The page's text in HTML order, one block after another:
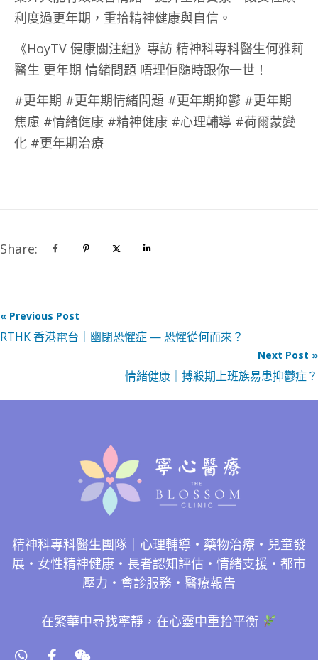
利度過更年期，重拾精神健康與自信。
《HoyTV 健康關注組》專訪 精神科專科醫生何雅莉
醫生 更年期 情緒問題 唔理佢隨時跟你一世！
#更年期 #更年期情緒問題 #更年期抑鬱 #更年期
焦慮 #情緒健康 #精神健康 #心理輔導 #荷爾蒙變
化 #更年期治療
Share:
« Previous Post
RTHK 香港電台｜幽閉恐懼症 — 恐懼從何而來？
Next Post »
情緒健康｜搏殺期上班族易患抑鬱症？
精神科專科醫生團隊｜心理輔導・藥物治療・兒童發
展・女性精神健康・長者認知評估・情緒支援・都市
壓力・會診服務・醫療報告
在繁華中尋找寧靜，在心靈中重拾平衡